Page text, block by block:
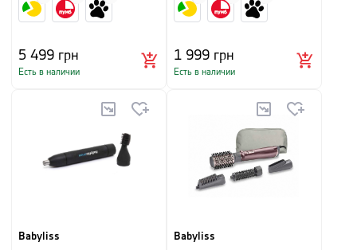
5 499 грн
Есть в наличии
1 999 грн
Есть в наличии
Babyliss
Babyliss